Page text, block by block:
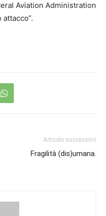
Aviation Administration
Articolo successivo
Fragilità (dis)umana.